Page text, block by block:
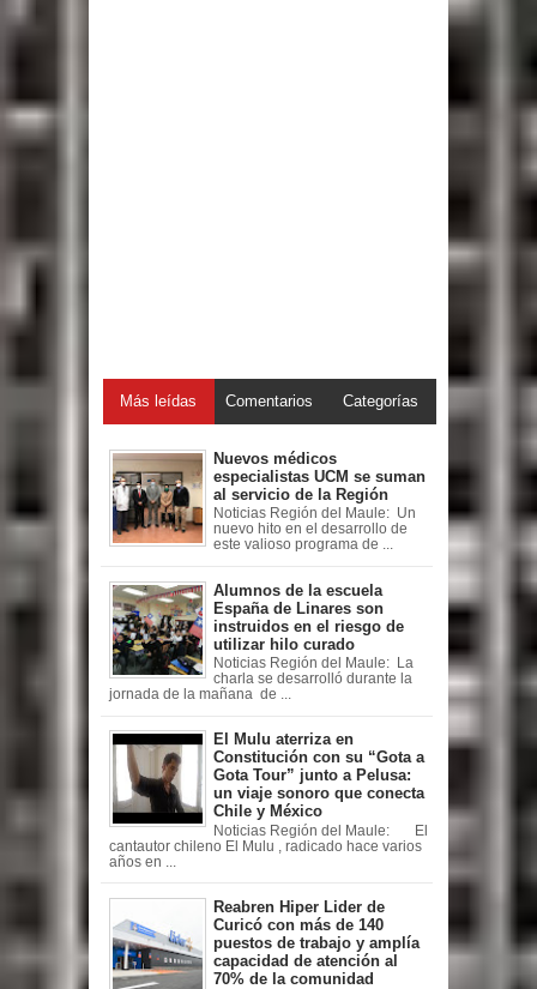
Más leídas Comentarios Categorías
Nuevos médicos
especialistas UCM se suman
al servicio de la Región
Noticias Región del Maule: Un
nuevo hito en el desarrollo de
este valioso programa de ...
Alumnos de la escuela
España de Linares son
instruidos en el riesgo de
utilizar hilo curado
Noticias Región del Maule: La
charla se desarrolló durante la
jornada de la mañana de ...
El Mulu aterriza en
Constitución con su “Gota a
Gota Tour” junto a Pelusa:
un viaje sonoro que conecta
Chile y México
Noticias Región del Maule: El
cantautor chileno El Mulu , radicado hace varios
años en ...
Reabren Hiper Lider de
Curicó con más de 140
puestos de trabajo y amplía
capacidad de atención al
70% de la comunidad